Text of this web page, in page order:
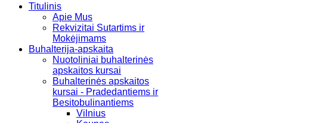
Titulinis
Apie Mus
Rekvizitai Sutartims ir
Mokėjimams
Buhalterija-apskaita
Nuotoliniai buhalterinės
apskaitos kursai
Buhalterinės apskaitos
kursai - Pradedantiems ir
Besitobulinantiems
Vilnius